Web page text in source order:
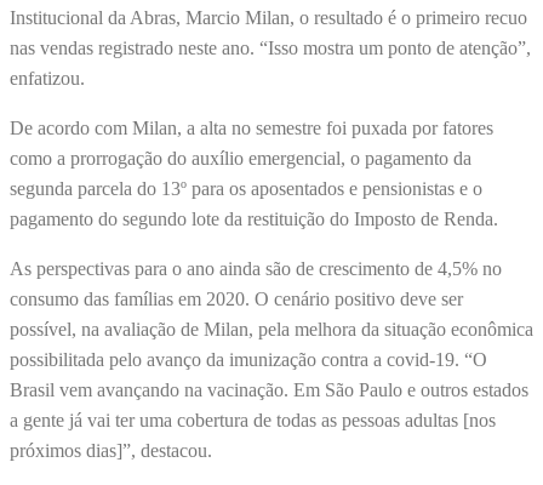
Institucional da Abras, Marcio Milan, o resultado é o primeiro recuo
nas vendas registrado neste ano. “Isso mostra um ponto de atenção”,
enfatizou.
De acordo com Milan, a alta no semestre foi puxada por fatores
como a prorrogação do auxílio emergencial, o pagamento da
segunda parcela do 13º para os aposentados e pensionistas e o
pagamento do segundo lote da restituição do Imposto de Renda.
As perspectivas para o ano ainda são de crescimento de 4,5% no
consumo das famílias em 2020. O cenário positivo deve ser
possível, na avaliação de Milan, pela melhora da situação econômica
possibilitada pelo avanço da imunização contra a covid-19. “O
Brasil vem avançando na vacinação. Em São Paulo e outros estados
a gente já vai ter uma cobertura de todas as pessoas adultas [nos
próximos dias]”, destacou.